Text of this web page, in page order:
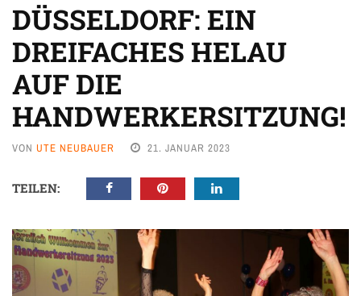
DÜSSELDORF: EIN
DREIFACHES HELAU
AUF DIE
HANDWERKERSITZUNG!
VON UTE NEUBAUER 21. JANUAR 2023
TEILEN: